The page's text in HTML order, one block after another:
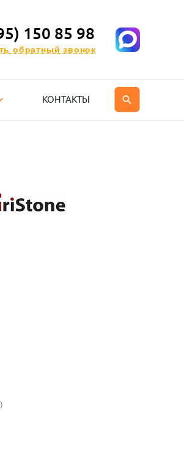
150 85 98
обратный звонок
КОНТАКТЫ